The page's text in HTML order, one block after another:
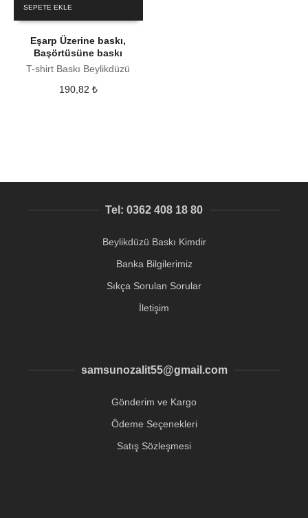
SEPETE EKLE
Eşarp Üzerine baskı,
Başörtüsüne baskı
T-shirt Baskı Beylikdüzü
190,82 ₺
Tel: 0362 408 18 80
Beylikdüzü Baskı Kimdir
Banka Bilgilerimiz
Sıkça Sorulan Sorular
İletişim
samsunozalit55@gmail.com
Gönderim ve Kargo
Ödeme Seçenekleri
Satış Sözleşmesi